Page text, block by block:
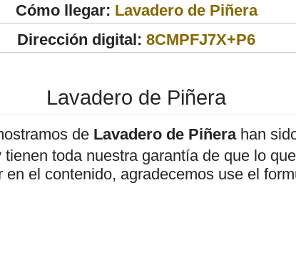
Cómo llegar: Lavadero de Piñera
Dirección digital: 8CMPFJ7X+P6
Lavadero de Piñera
de Lavadero de Piñerahan
toda nuestra garantía de que lo
en el contenido, agradecemos use el